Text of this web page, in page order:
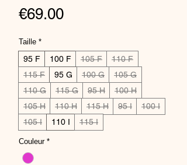
€69.00Price
Taille *
95 F 100 F 105 F
110 F
115 F
95 G 100 G
105 G
110 G
115 G 95 H
100 H
105 H
110 H 115 H 95 I
100 I
105 I
110 I 115 I
Couleur *